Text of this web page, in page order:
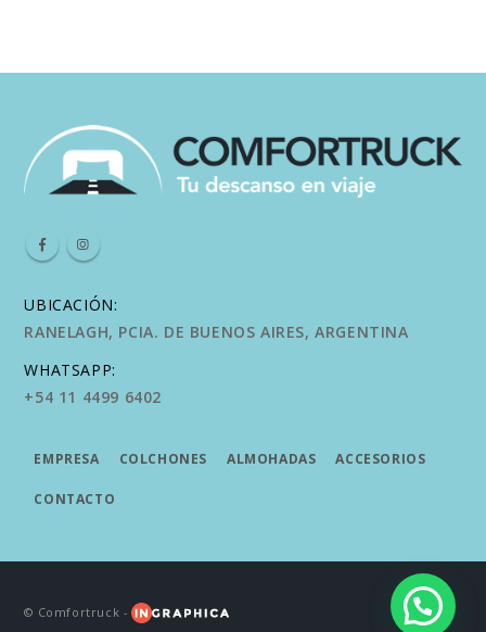
UBICACIÓN:
RANELAGH, PCIA. DE BUENOS AIRES, ARGENTINA
WHATSAPP:
+54 11 4499 6402
EMPRESA COLCHONES ALMOHADAS ACCESORIOS
CONTACTO
© Comfortruck -